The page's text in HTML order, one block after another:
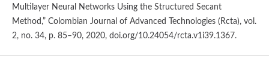
Multilayer Neural Networks Using the Structured Secant
Method,” Colombian Journal of Advanced Technologies (Rcta), vol.
2, no. 34, p. 85–90, 2020, doi.org/10.24054/rcta.v1i39.1367.